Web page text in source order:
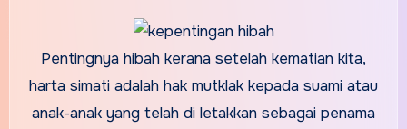
Pentingnya hibah kerana setelah kematian kita,
harta simati adalah hak mutklak kepada suami atau
anak-anak yang telah di letakkan sebagai penama